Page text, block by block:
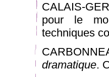
CALAIS-
pour le
techniques
dramatique.